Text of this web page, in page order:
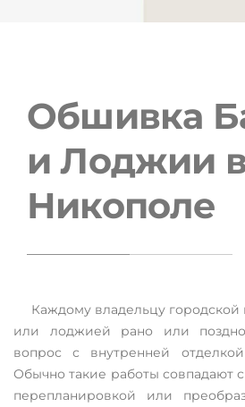
Обшивка балконів та
Ремонт лоджії під ключ: обшивка
Обшивка
и Лоджии
Никополе
Каждому владельцу
или лоджией рано или
вопрос с внутренней
Обычно такие работы совпадают
перепланировкой или